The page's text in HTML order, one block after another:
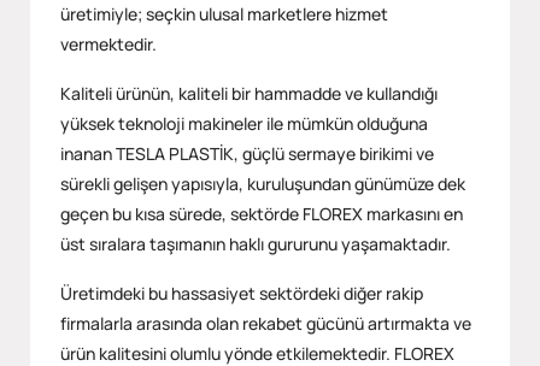
üretimiyle; seçkin ulusal marketlere hizmet
vermektedir.
Kaliteli ürünün, kaliteli bir hammadde ve kullandığı
yüksek teknoloji makineler ile mümkün olduğuna
inanan TESLA PLASTİK, güçlü sermaye birikimi ve
sürekli gelişen yapısıyla, kuruluşundan günümüze dek
geçen bu kısa sürede, sektörde FLOREX markasını en
üst sıralara taşımanın haklı gururunu yaşamaktadır.
Üretimdeki bu hassasiyet sektördeki diğer rakip
firmalarla arasında olan rekabet gücünü artırmakta ve
ürün kalitesini olumlu yönde etkilemektedir. FLOREX